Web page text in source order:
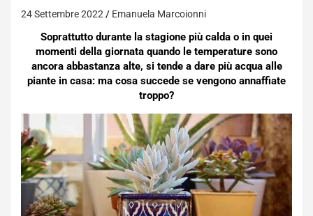
24 Settembre 2022 Emanuela Marcoionni
Soprattutto durante la stagione più calda o in quei
momenti della giornata quando le temperature sono
ancora abbastanza alte, si tende a dare più acqua alle
piante in casa: ma cosa succede se vengono annaffiate
troppo?